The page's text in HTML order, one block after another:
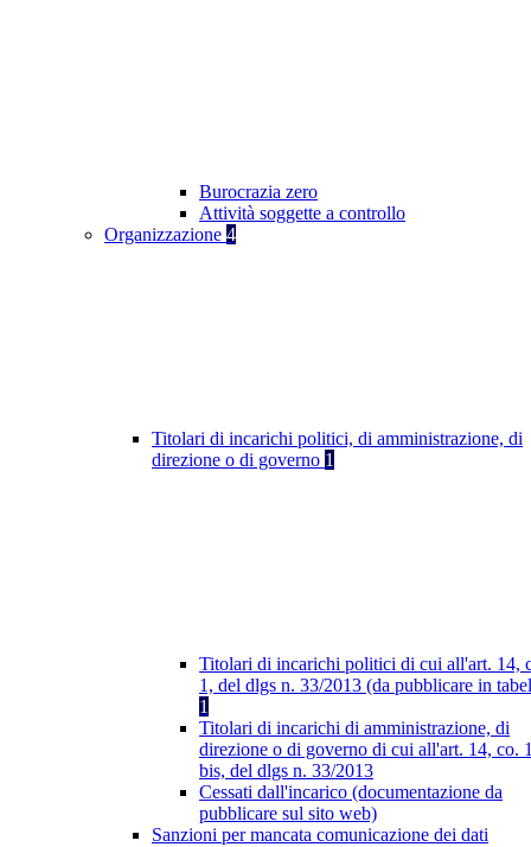
Burocrazia zero
Attività soggette a controllo
Organizzazione 4
Titolari di incarichi politici, di amministrazione, di
direzione o di governo 1
Titolari di incarichi politici di cui all'art. 14,
1, del dlgs n. 33/2013 (da pubblicare in
1
Titolari di incarichi di amministrazione, di
direzione o di governo di cui all'art. 14, co.
bis, del dlgs n. 33/2013
Cessati dall'incarico (documentazione da
pubblicare sul sito web)
Sanzioni per mancata comunicazione dei dati